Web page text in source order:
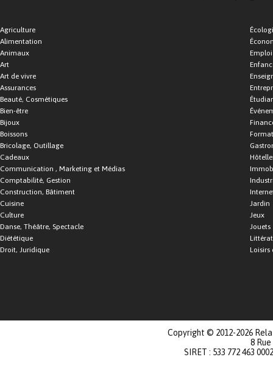
Agriculture
Alimentation
Animaux
Art
Art de vivre
Assurances
Beauté, Cosmétiques
Bien-être
Bijoux
Boissons
Bricolage, Outillage
Cadeaux
Communication , Marketing et Médias
Comptabilité, Gestion
Construction, Bâtiment
Cuisine
Culture
Danse, Théâtre, Spectacle
Diététique
Droit, Juridique
Emploi
Jardin
Jeux
Jouets
Loisirs
Copyright © 2012-2026
8
SIRET : 533 772 463